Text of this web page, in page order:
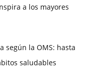
a los mayores
según la OMS: hasta
saludables